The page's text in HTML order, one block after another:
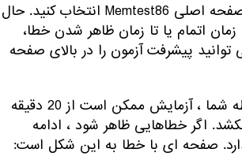
را در صفحه اصلی Memtest86 انتخاب کنید. حال
زمان اتمام یا تا زمان ظاهر شدن خطا،
توانید پیشرفت آزمون را در بالای صفحه
بسته به اندازه حافظه شما ، آزمایش ممکن است از 20 دقیقه
اگر خطاهایی ظاهر شود ، ادامه
صفحه ای با خطا به این شکل است: